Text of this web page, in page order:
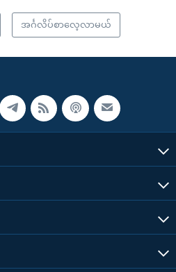
အင်္ဂလိပ်စာလေ့လာမယ်